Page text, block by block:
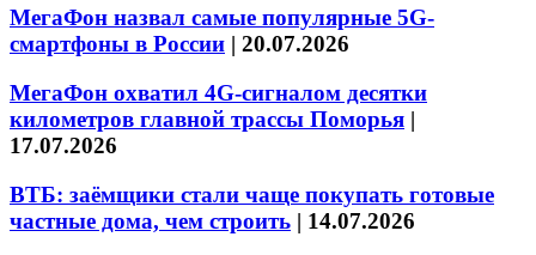
МегаФон назвал самые популярные 5G-
смартфоны в России | 20.07.2026
МегаФон охватил 4G-сигналом десятки
километров главной трассы Поморья |
17.07.2026
ВТБ: заёмщики стали чаще покупать готовые
частные дома, чем строить | 14.07.2026